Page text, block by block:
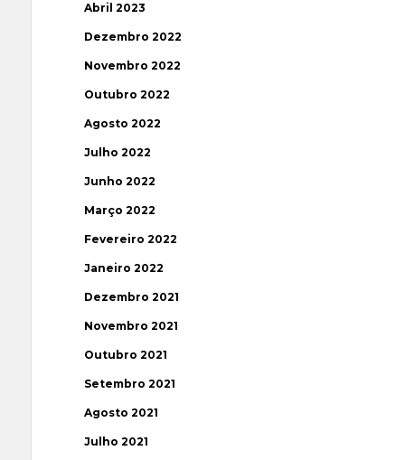
Abril 2023
Dezembro 2022
Novembro 2022
Outubro 2022
Agosto 2022
Julho 2022
Junho 2022
Março 2022
Fevereiro 2022
Janeiro 2022
Dezembro 2021
Novembro 2021
Outubro 2021
Setembro 2021
Agosto 2021
Julho 2021